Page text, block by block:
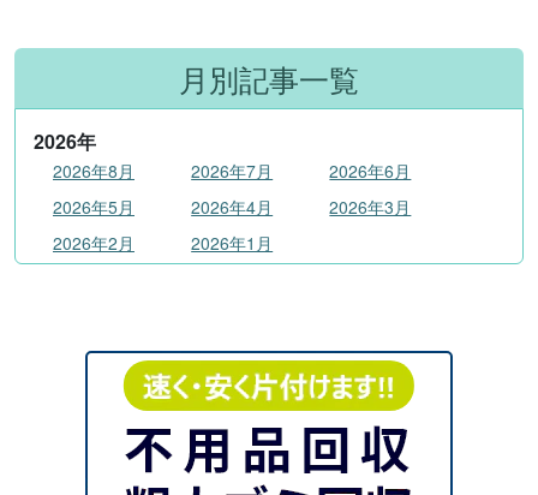
月別記事一覧
2026年
2026年8月 2026年7月
2026年6月
2026年5月
2026年4月
2026年3月
2026年2月
2026年1月
2025年9月
2025年8月
2025年7月
2025年6月
2025年5月
2025年4月
2025年3月
2025年2月 2025年1月